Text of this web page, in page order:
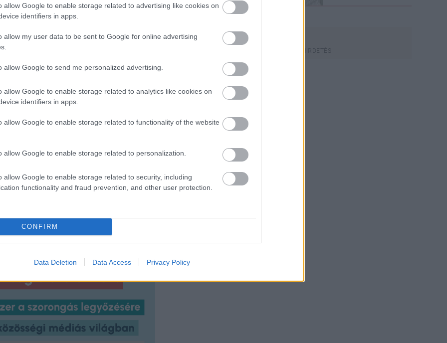
allow Google to enable storage related to advertising like cookies on
identifiers in apps.
allow my user data to be sent to Google for online advertising
allow Google to send me personalized advertising.
allow Google to enable storage related to analytics like cookies on
identifiers in apps.
allow Google to enable storage related to functionality of the website
allow Google to enable storage related to personalization.
allow Google to enable storage related to security, including
functionality and fraud prevention, and other user protection.
CONFIRM
Data Deletion Data Access Privacy Policy
eddig a brazil szupermodellek
jól brazil kapcsolatokkal
Nemrég azt is elkotyogtak, hogy
Brazíliában tartanak majd.
tekinti, legújabb promóciós
Candice!?
2012-13-as kampányában is ő
nem árulunk el nagy titkot:
elképesztő hónapjának képeit!